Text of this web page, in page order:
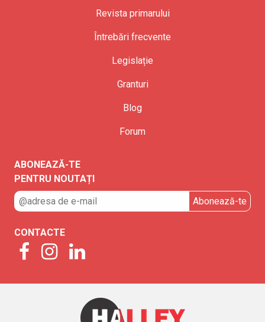
Revista primarului
Întrebări frecvente
Legislație
Granturi
Blog
Forum
ABONEAZĂ-TE
PENTRU NOUTAȚI
CONTACTE